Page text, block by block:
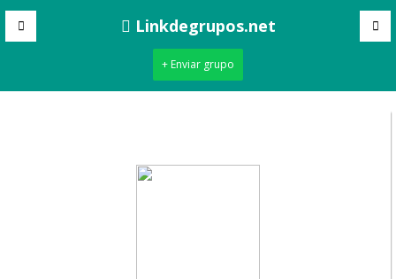
Linkdegrupos.net
+ Enviar grupo